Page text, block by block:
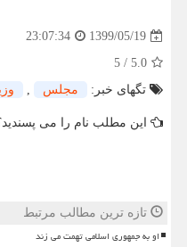
1399/05/19
23:07:34
5.0
/
5
تگهای خبر:
مجلس ,
این مطلب نام را می
تازه ترین مطالب مرتبط
او به جمهوری اسلامی تهمت می زند